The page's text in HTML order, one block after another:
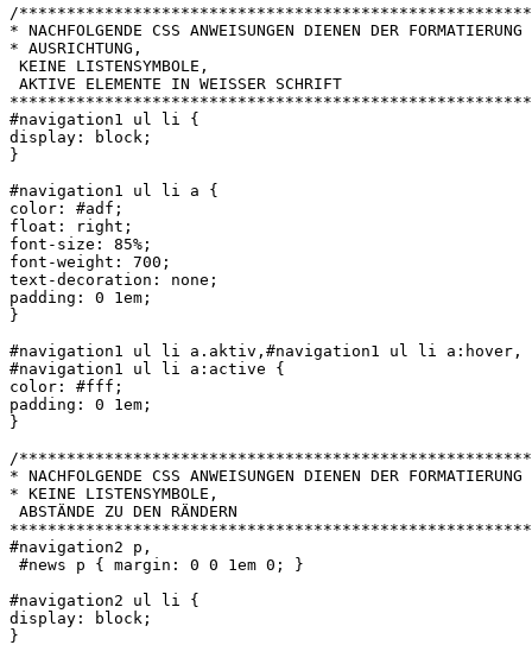
/
* NACHFOLGENDE CSS ANWEISUNGEN DIENEN DER FORMATIERUNG
* AUSRICHTUNG,
KEINE LISTENSYMBOLE,
AKTIVE ELEMENTE IN WEISSER SCHRIFT
#navigation1 ul li {
display: block;
}
#navigation1 ul li a {
color: #adf;
float: right;
font-size: 85%;
font-weight: 700;
text-decoration: none;
padding: 0 1em;
}
#navigation1 ul li a.aktiv,#navigation1 ul li a:hover,
#navigation1 ul li a:active {
color: #fff;
padding: 0 1em;
}
/
* NACHFOLGENDE CSS ANWEISUNGEN DIENEN DER FORMATIERUNG
* KEINE LISTENSYMBOLE,
ABSTÄNDE ZU DEN RÄNDERN
#navigation2 p,
#news p { margin: 0 0 1em 0; }
#navigation2 ul li {
display: block;
}